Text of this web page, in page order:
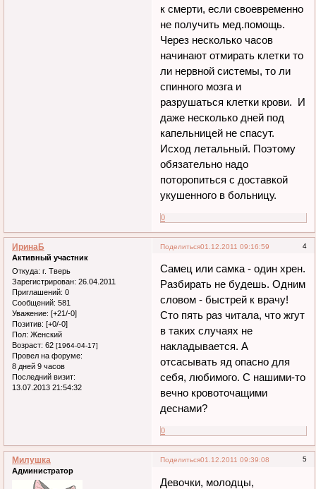
к смерти, если своевременно
не получить мед.помощь.
Через несколько часов
начинают отмирать клетки то
ли нервной системы, то ли
спинного мозга и
разрушаться клетки крови. И
даже несколько дней под
капельницей не спасут.
Исход летальный. Поэтому
обязательно надо
поторопиться с доставкой
укушенного в больницу.
0
Поделиться 4
01.12.2011 09:16:59
ИринаБ
Активный участник
Откуда: г. Тверь
Зарегистрирован: 26.04.2011
Приглашений: 0
Сообщений: 581
Уважение: [+21/-0]
Позитив: [+0/-0]
Пол: Женский
Возраст: 62 [1964-04-17]
Провел на форуме:
8 дней 9 часов
Последний визит:
13.07.2013 21:54:32
Самец или самка - один хрен.
Разбирать не будешь. Одним
словом - быстрей к врачу!
Сто пять раз читала, что жгут
в таких случаях не
накладывается. А
отсасывать яд опасно для
себя, любимого. С нашими-то
вечно кровоточащими
деснами?
0
Поделиться 5
01.12.2011 09:39:08
Милушка
Администратор
Девочки, молодцы,